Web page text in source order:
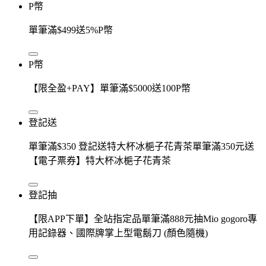
P幣
單筆滿$499送5%P幣
P幣
【限全盈+PAY】單筆滿$5000送100P幣
登記送
單筆滿$350 登記送特大杯冰梔子花青茶單筆滿350元送
【電子票券】特大杯冰梔子花青茶
登記抽
【限APP下單】全站指定品單筆滿888元抽Mio gogoro專
用記錄器、國際牌掌上型電鬍刀 (顏色隨機)